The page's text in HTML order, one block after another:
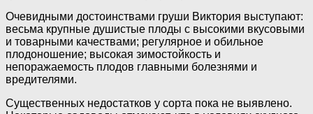
Очевидными достоинствами груши Виктория выступают:
весьма крупные душистые плоды с высокими вкусовыми
и товарными качествами; регулярное и обильное
плодоношение; высокая зимостойкость и
непоражаемость плодов главными болезнями и
вредителями.
Существенных недостатков у сорта пока не выявлено.